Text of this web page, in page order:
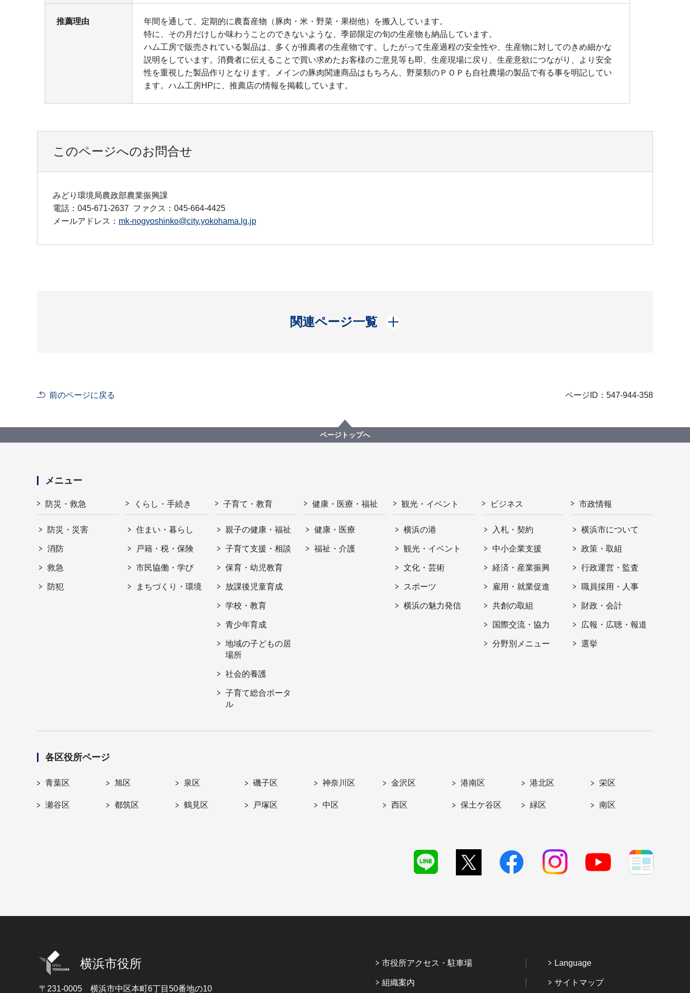
推薦理由
年間を通して、定期的に農畜産物（豚肉・米・野菜・果樹他）を搬入しています。
特に、その月だけしか味わうことのできないような、季節限定の旬の生産物も納品しています。
ハム工房で販売されている製品は、多くが推薦者の生産物です。したがって生産過程の安全性や、生産物に対してのきめ細かな
説明をしています。消費者に伝えることで買い求めたお客様のご意見等も即、生産現場に戻り、生産意欲につながり、より安全
性を重視した製品作りとなります。メインの豚肉関連商品はもちろん、野菜類のＰＯＰも自社農場の製品で有る事を明記してい
ます。ハム工房HPに、推薦店の情報を掲載しています。
このページへのお問合せ
みどり環境局農政部農業振興課
電話：045-671-2637 ファクス：045-664-4425
メールアドレス： mk-nogyoshinko@city.yokohama.lg.jp
関連ページ一覧
開く
前のページに戻る ページID：547-944-358
ページトップへ
メニュー
防災・救急
防災・災害
消防
救急
防犯
くらし・手続き
住まい・暮らし
戸籍・税・保険
市民協働・学び
まちづくり・環境
子育て・教育
親子の健康・福祉
子育て支援・相談
保育・幼児教育
放課後児童育成
学校・教育
青少年育成
地域の子どもの居
場所
社会的養護
子育て総合ポータ
ル
健康・医療・福祉
健康・医療
福祉・介護
観光・イベント
横浜の港
観光・イベント
文化・芸術
スポーツ
横浜の魅力発信
ビジネス
入札・契約
中小企業支援
経済・産業振興
雇用・就業促進
共創の取組
国際交流・協力
分野別メニュー
市政情報
横浜市について
政策・取組
行政運営・監査
職員採用・人事
財政・会計
広報・広聴・報道
選挙
各区役所ページ
青葉区 旭区 泉区 磯子区 神奈川区 金沢区 港南区 港北区 栄区
瀬谷区 都筑区 鶴見区 戸塚区 中区 西区 保土ケ谷区 緑区 南区
横浜市役所
〒231-0005 横浜市中区本町6丁目50番地の10
市役所アクセス・駐車場
組織案内
Language
サイトマップ